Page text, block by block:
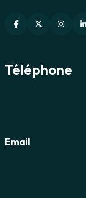
Téléphone
Email